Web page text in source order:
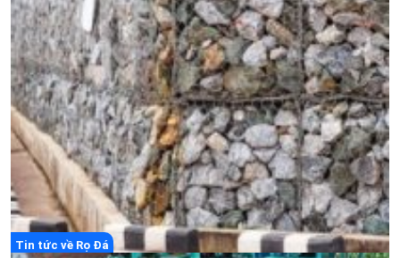
Tin tức về Rọ Đá